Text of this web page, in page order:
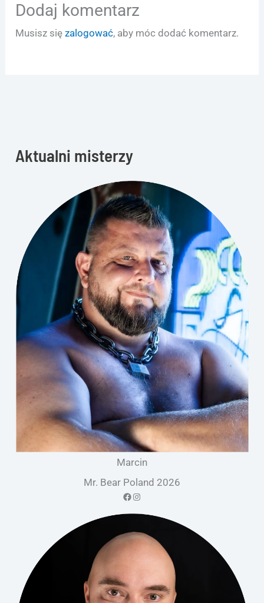
Dodaj komentarz
Musisz sięzalogować, aby móc dodać komentarz.
Aktualni misterzy
Marcin
Mr. Bear Poland 2026
Facebook Instagram